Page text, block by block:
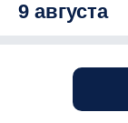
9 августа